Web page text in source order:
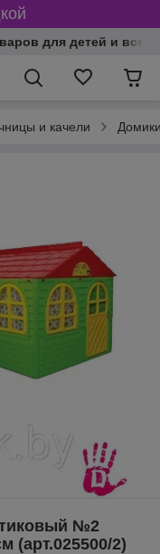
для детей и всей
и качели
№2
(арт.025500/2)